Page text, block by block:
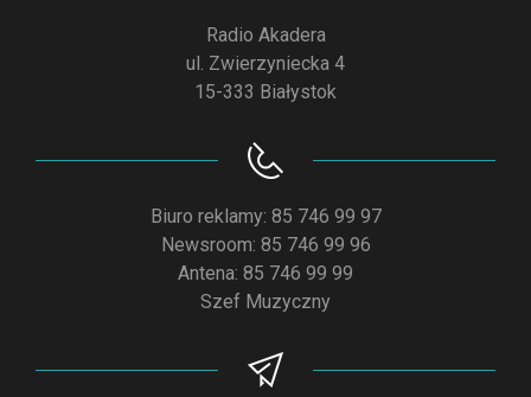
Radio Akadera
ul. Zwierzyniecka 4
15-333 Białystok
Biuro reklamy: 85 746 99 97
Newsroom: 85 746 99 96
Antena: 85 746 99 99
Szef Muzyczny